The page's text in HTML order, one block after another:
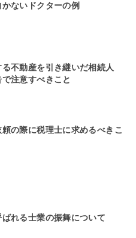
ないドクターの例
不動産を引き継いだ相続人
注意すべきこと
の際に税理士に求めるべきこ
ばれる士業の振舞について